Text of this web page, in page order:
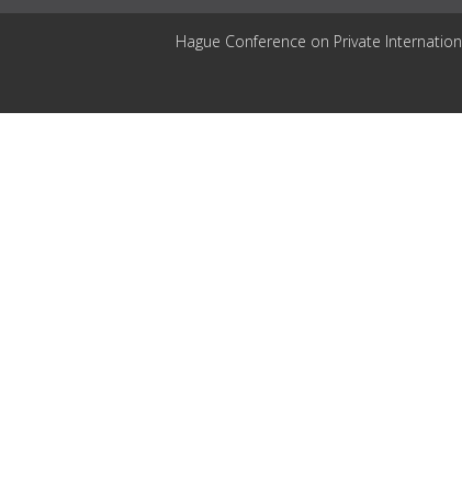
Hague Conference on Private